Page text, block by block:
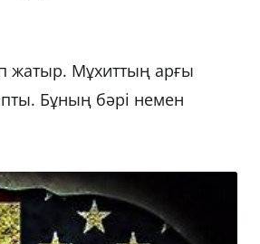
жатыр. Мұхиттың арғы
Бұның бәрі немен